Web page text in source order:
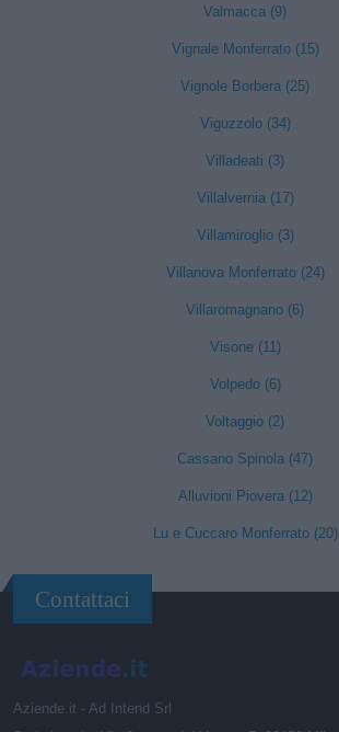
Valmacca (9)
Vignale Monferrato (15)
Vignole Borbera (25)
Viguzzolo (34)
Villadeati (3)
Villalvernia (17)
Villamiroglio (3)
Villanova Monferrato (24)
Villaromagnano (6)
Visone (11)
Volpedo (6)
Voltaggio (2)
Cassano Spinola (47)
Alluvioni Piovera (12)
Lu e Cuccaro Monferrato (20)
Contattaci
Aziende.it - Ad Intend Srl